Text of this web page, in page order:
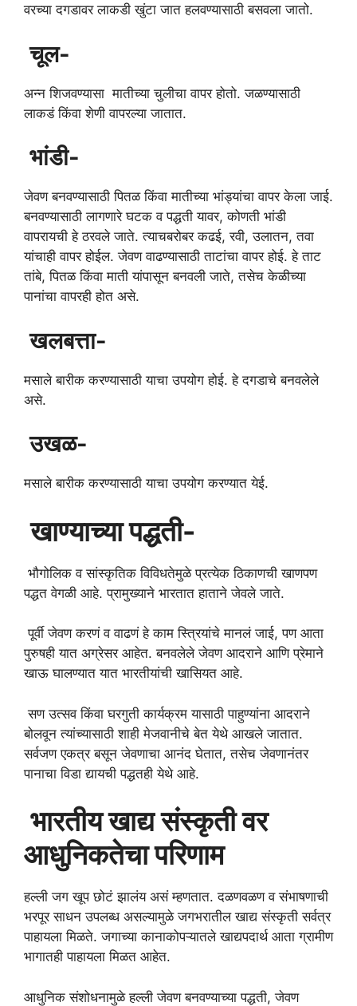
वरच्या दगडावर लाकडी खुंटा जात हलवण्यासाठी बसवला जातो.
चूल-
अन्न शिजवण्यासा मातीच्या चुलीचा वापर होतो. जळण्यासाठी
लाकडं किंवा शेणी वापरल्या जातात.
भांडी-
जेवण बनवण्यासाठी पितळ किंवा मातीच्या भांड्यांचा वापर केला जाई.
बनवण्यासाठी लागणारे घटक व पद्धती यावर, कोणती भांडी
वापरायची हे ठरवले जाते. त्याचबरोबर कढई, रवी, उलातन, तवा
यांचाही वापर होईल. जेवण वाढण्यासाठी ताटांचा वापर होई. हे ताट
तांबे, पितळ किंवा माती यांपासून बनवली जाते, तसेच केळीच्या
पानांचा वापरही होत असे.
खलबत्ता-
मसाले बारीक करण्यासाठी याचा उपयोग होई. हे दगडाचे बनवलेले
असे.
उखळ-
मसाले बारीक करण्यासाठी याचा उपयोग करण्यात येई.
खाण्याच्या पद्धती-
भौगोलिक व सांस्कृतिक विविधतेमुळे प्रत्येक ठिकाणची खाणपण
पद्धत वेगळी आहे. प्रामुख्याने भारतात हाताने जेवले जाते.
पूर्वी जेवण करणं व वाढणं हे काम स्त्रियांचे मानलं जाई, पण आता
पुरुषही यात अग्रेसर आहेत. बनवलेले जेवण आदराने आणि प्रेमाने
खाऊ घालण्यात यात भारतीयांची खासियत आहे.
सण उत्सव किंवा घरगुती कार्यक्रम यासाठी पाहुण्यांना आदराने
बोलवून त्यांच्यासाठी शाही मेजवानीचे बेत येथे आखले जातात.
सर्वजण एकत्र बसून जेवणाचा आनंद घेतात, तसेच जेवणानंतर
पानाचा विडा द्यायची पद्धतही येथे आहे.
भारतीय खाद्य संस्कृती वर
आधुनिकतेचा परिणाम
हल्ली जग खूप छोटं झालंय असं म्हणतात. दळणवळण व संभाषणाची
भरपूर साधन उपलब्ध असल्यामुळे जगभरातील खाद्य संस्कृती सर्वत्र
पाहायला मिळते. जगाच्या कानाकोपऱ्यातले खाद्यपदार्थ आता ग्रामीण
भागातही पाहायला मिळत आहेत.
आधुनिक संशोधनामुळे हल्ली जेवण बनवण्याच्या पद्धती, जेवण